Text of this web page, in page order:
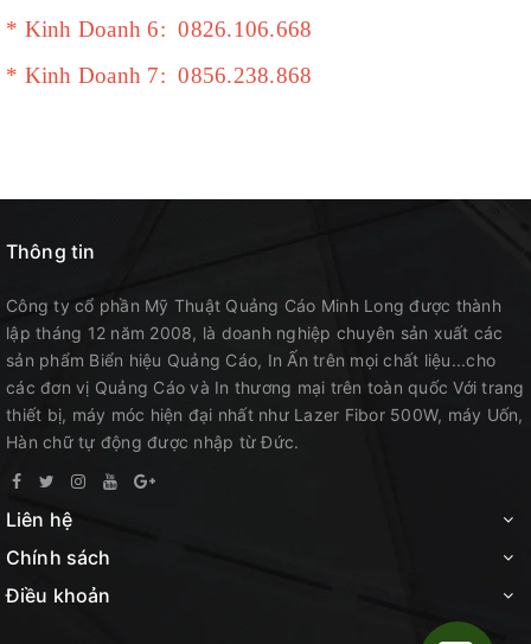
* Kinh Doanh 6: 0826.106.668
* Kinh Doanh 7: 0856.238.868
Thông tin
Công ty cổ phần Mỹ Thuật Quảng Cáo Minh Long được thành
lập tháng 12 năm 2008, là doanh nghiệp chuyên sản xuất các
sản phẩm Biển hiệu Quảng Cáo, In Ấn trên mọi chất liệu...cho
các đơn vị Quảng Cáo và In thương mại trên toàn quốc Với trang
thiết bị, máy móc hiện đại nhất như Lazer Fibor 500W, máy Uốn,
Hàn chữ tự động được nhập từ Đức.
Liên hệ
Chính sách
Điều khoản